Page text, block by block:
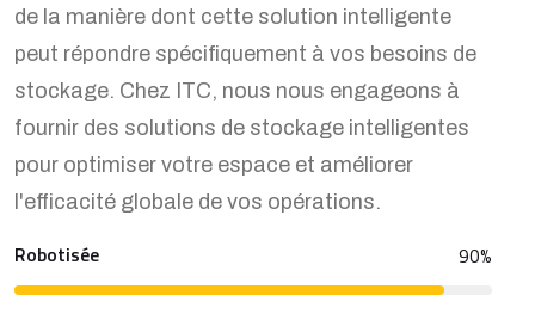
de la manière dont cette solution intelligente
peut répondre spécifiquement à vos besoins de
stockage. Chez ITC, nous nous engageons à
fournir des solutions de stockage intelligentes
pour optimiser votre espace et améliorer
l'efficacité globale de vos opérations.
Robotisée 90%